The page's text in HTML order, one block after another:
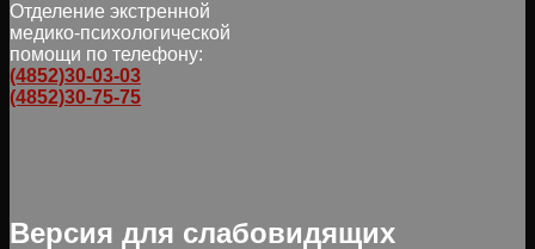
Отделение экстренной
медико-психологической
помощи по телефону:
(4852)30-03-03
(4852)30-75-75
Версия для слабовидящих